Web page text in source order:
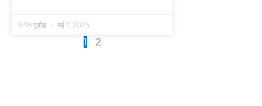
9:38 पूर्वाह्न मई 7, 2025
1 2